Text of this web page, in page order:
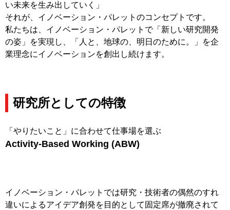
い未来を生み出していく」
それが、イノベーション・パレットのコンセプトです。
私たちは、イノベーション・パレットで「新しい研究開発
の姿」を実現し、「人と、地球の、明日のために。」を企
業理念にイノベーションを創出し続けます。
研究所としての特徴
「やりたいこと」に合わせて仕事場を選ぶ
Activity-Based Working (ABW)
イノベーション・パレットでは研究・技術者の偶然のすれ
違いによるアイデア創発を目的として固定席が撤廃されて